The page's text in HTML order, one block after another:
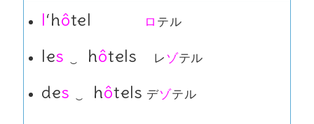
l‘hôtel ロ テル
les ‿ hôtels レゾテル
des ‿ hôtels デゾテル